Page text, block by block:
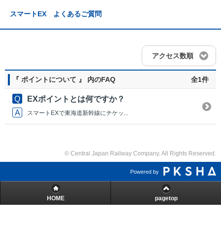
スマートEX よくあるご質問
アクセス数順
『 ポイントについて 』 内のFAQ 全1件
EXポイントとは何ですか？
スマートEXで東海道新幹線にチケッ...
© Central Japan Railway Company. All Rights Reserved.
Powered by
HOME pagetop